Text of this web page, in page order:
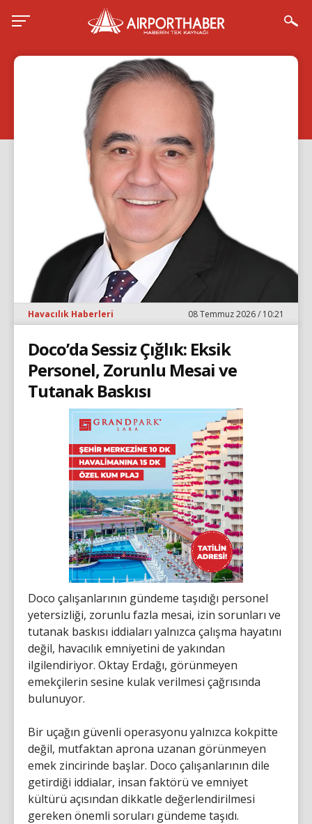
Havacılık Haberleri 08 Temmuz 2026 / 10:21
Doco’da Sessiz Çığlık: Eksik
Personel, Zorunlu Mesai ve
Tutanak Baskısı
Doco çalışanlarının gündeme taşıdığı personel
yetersizliği, zorunlu fazla mesai, izin sorunları ve
tutanak baskısı iddiaları yalnızca çalışma hayatını
değil, havacılık emniyetini de yakından
ilgilendiriyor. Oktay Erdağı, görünmeyen
emekçilerin sesine kulak verilmesi çağrısında
bulunuyor.
Bir uçağın güvenli operasyonu yalnızca kokpitte
değil, mutfaktan aprona uzanan görünmeyen
emek zincirinde başlar. Doco çalışanlarının dile
getirdiği iddialar, insan faktörü ve emniyet
kültürü açısından dikkatle değerlendirilmesi
gereken önemli soruları gündeme taşıdı.